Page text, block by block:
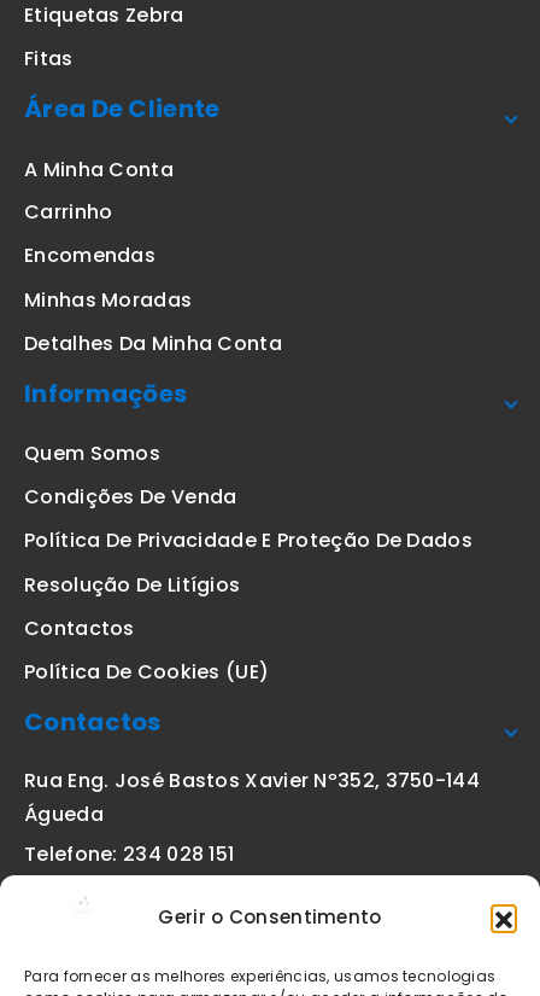
Gerir o Consentimento
Para fornecer as melhores experiências, usamos tecnologias
Etiquetas Zebra
Fitas
Área De Cliente
A Minha Conta
Carrinho
Encomendas
Minhas Moradas
Detalhes Da Minha Conta
Informações
Quem Somos
Condições De Venda
Política De Privacidade E Proteção De Dados
Resolução De Litígios
Contactos
Política De Cookies (UE)
Contactos
Rua Eng. José Bastos Xavier Nº352, 3750-144
Águeda
Telefone: 234 028 151
geral@etiquetas-online.pt